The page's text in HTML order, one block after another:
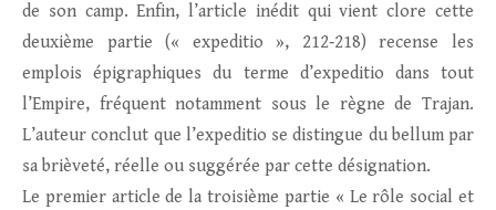
de son camp. Enfin, l’article inédit qui vient clore cette
deuxième partie (« expeditio », 212‑218) recense les
emplois épigraphiques du terme d’expeditio dans tout
l’Empire, fréquent notamment sous le règne de Trajan.
L’auteur conclut que l’expeditio se distingue du bellum par
sa brièveté, réelle ou suggérée par cette désignation.
Le premier article de la troisième partie « Le rôle social et